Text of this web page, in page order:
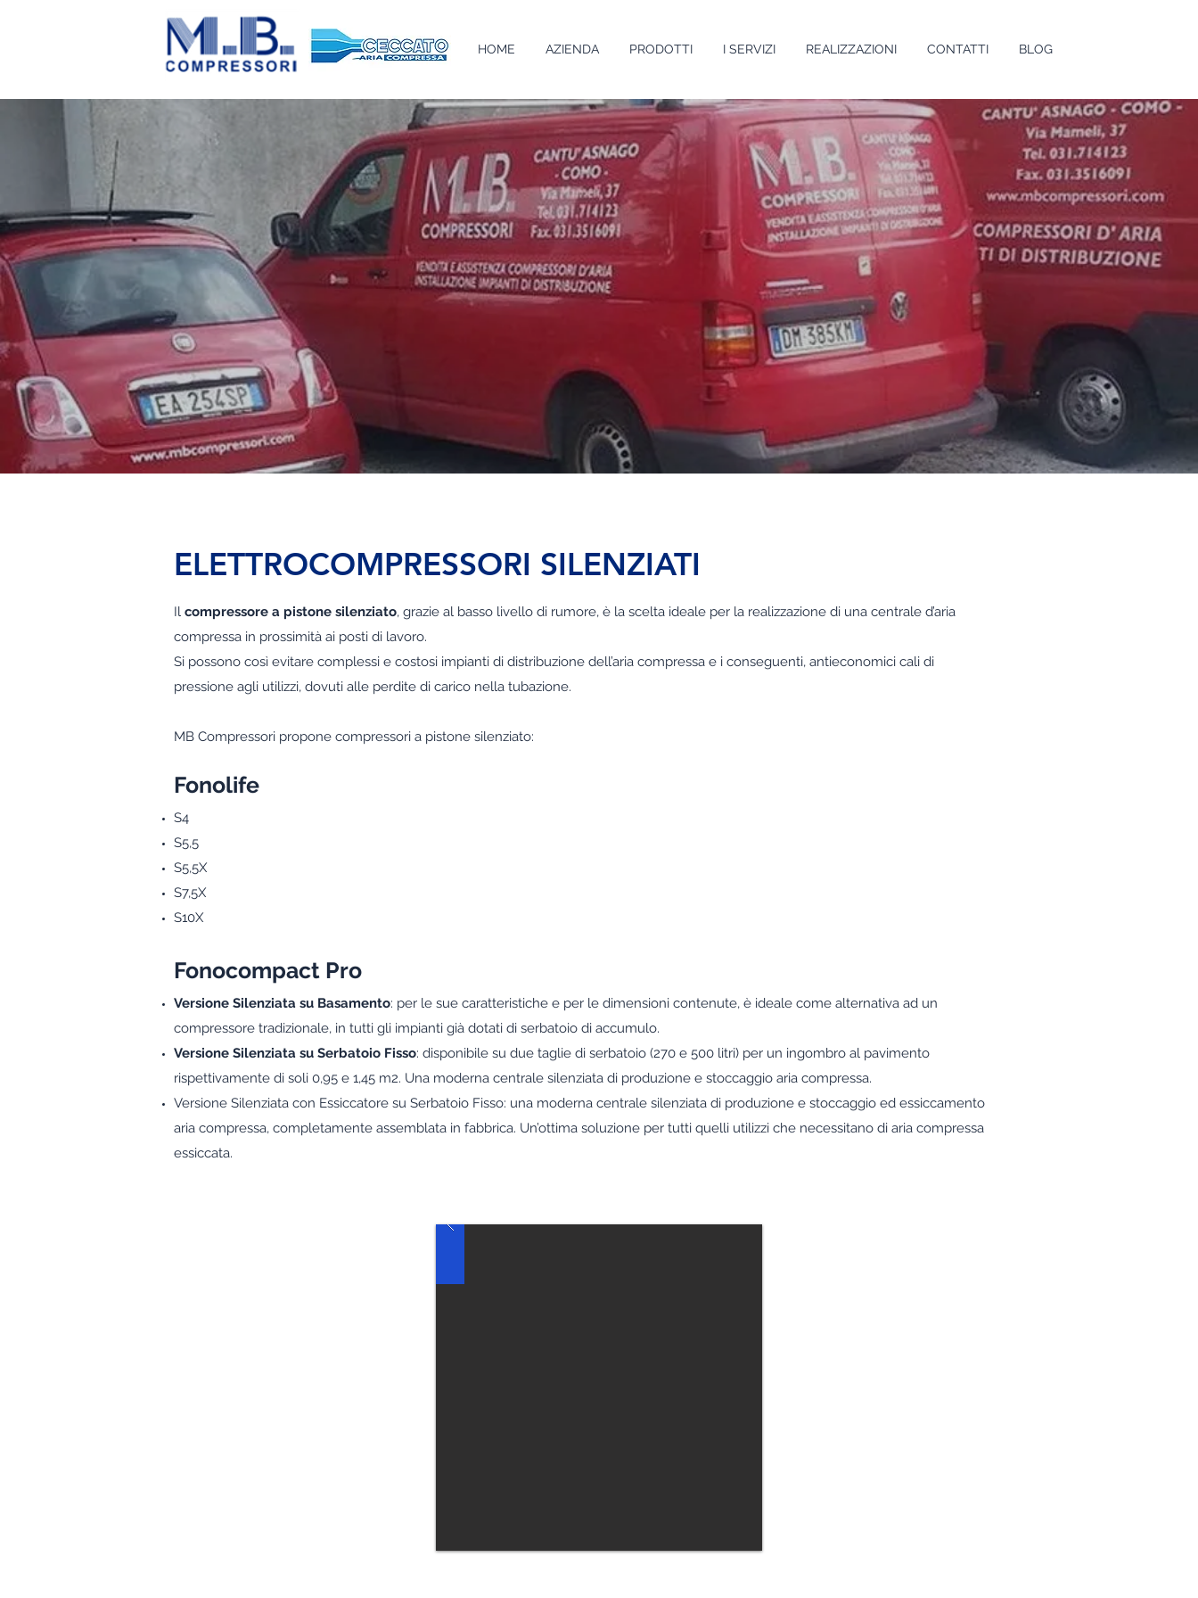
HOME AZIENDA PRODOTTI I SERVIZI REALIZZAZIONI CONTATTI BLOG
ELETTROCOMPRESSORI SILENZIATI
Il compressore a pistone silenziato, grazie al basso livello di rumore, è la scelta ideale per la realizzazione di una centrale d’aria
compressa in prossimità ai posti di lavoro.
Si possono così evitare complessi e costosi impianti di distribuzione dell’aria compressa e i conseguenti, antieconomici cali di
pressione agli utilizzi, dovuti alle perdite di carico nella tubazione.
MB Compressori propone compressori a pistone silenziato:
Fonolife
S4
S5,5
S5,5X
S7,5X
S10X
Fonocompact Pro
Versione Silenziata su Basamento: per le sue caratteristiche e per le dimensioni contenute, è ideale come alternativa ad un
compressore tradizionale, in tutti gli impianti già dotati di serbatoio di accumulo.
Versione Silenziata su Serbatoio Fisso: disponibile su due taglie di serbatoio (270 e 500 litri) per un ingombro al pavimento
rispettivamente di soli 0,95 e 1,45 m2. Una moderna centrale silenziata di produzione e stoccaggio aria compressa.
Versione Silenziata con Essiccatore su Serbatoio Fisso: una moderna centrale silenziata di produzione e stoccaggio ed essiccamento
aria compressa, completamente assemblata in fabbrica. Un’ottima soluzione per tutti quelli utilizzi che necessitano di aria compressa
essiccata.